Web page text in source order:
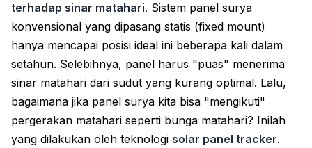
terhadap sinar matahari. Sistem panel surya
konvensional yang dipasang statis (fixed mount)
hanya mencapai posisi ideal ini beberapa kali dalam
setahun. Selebihnya, panel harus "puas" menerima
sinar matahari dari sudut yang kurang optimal. Lalu,
bagaimana jika panel surya kita bisa "mengikuti"
pergerakan matahari seperti bunga matahari? Inilah
yang dilakukan oleh teknologi solar panel tracker.